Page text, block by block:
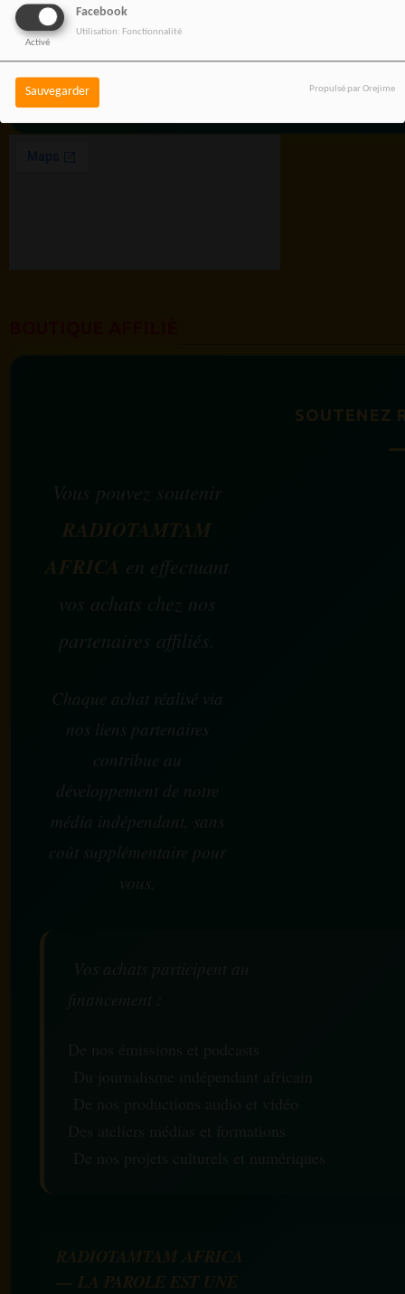
Facebook
Activé
Utilisation: Fonctionnalité
Sauvegarder Propulsé par Orejime
RADIOTAMTAM
AFRICA — LA PAROLE
EST UNE FORCE
SOUTENEZ
Vous pouvez soutenir
RADIOTAMTAM
AFRICA en effectuant
vos achats chez nos
partenaires affiliés.
Chaque achat réalisé via
nos liens partenaires
contribue au
développement de notre
média indépendant, sans
coût supplémentaire pour
vous.